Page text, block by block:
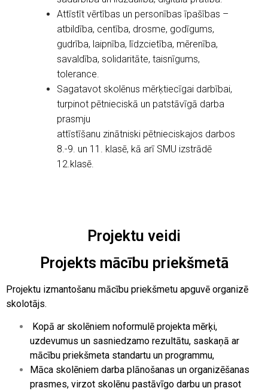
Attīstīt vērtības un personības īpašības –
atbildība, centība, drosme, godīgums,
gudrība, laipnība, līdzcietība, mērenība,
savaldība, solidaritāte, taisnīgums,
tolerance.
Sagatavot skolēnus mērķtiecīgai darbībai,
turpinot pētnieciskā un patstāvīgā darba
prasmju
attīstīšanu zinātniski pētnieciskajos darbos
8.-9. un 11. klasē, kā arī SMU izstrādē
12.klasē.
Projektu veidi
Projekts mācību priekšmetā
Projektu izmantošanu mācību priekšmetu apguvē organizē
skolotājs.
Kopā ar skolēniem noformulē projekta mērķi,
uzdevumus un sasniedzamo rezultātu, saskaņā ar
mācību priekšmeta standartu un programmu,
Māca skolēniem darba plānošanas un organizēšanas
prasmes, virzot skolēnu pastāvīgo darbu un prasot